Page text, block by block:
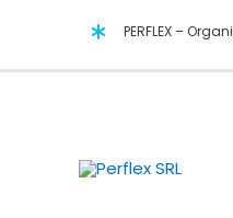
contenido
PERFLEX –